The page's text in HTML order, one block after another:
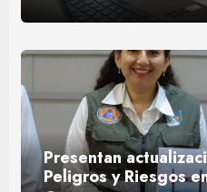
Presentan
Peligros y Riesgos